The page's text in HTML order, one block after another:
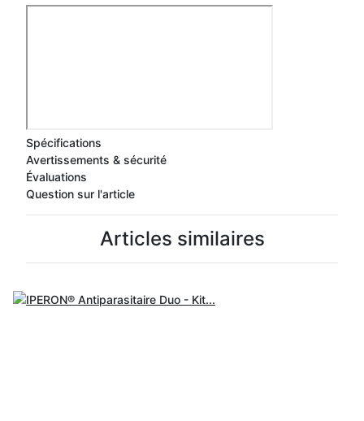
Spécifications
Avertissements & sécurité
Évaluations
Question sur l'article
Articles similaires